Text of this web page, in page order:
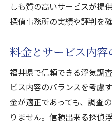
しも質の高いサービスが提
探偵事務所の実績や評判を
料金とサービス内容
福井県で信頼できる浮気調
ビス内容のバランスを考慮
金が適正であっても、調査
りません。信頼出来る探偵